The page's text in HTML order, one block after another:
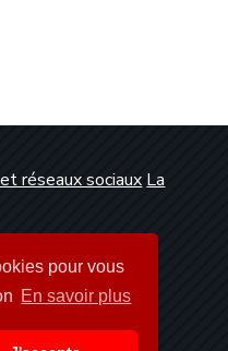
pour vous
En savoir plus
réseaux sociaux La